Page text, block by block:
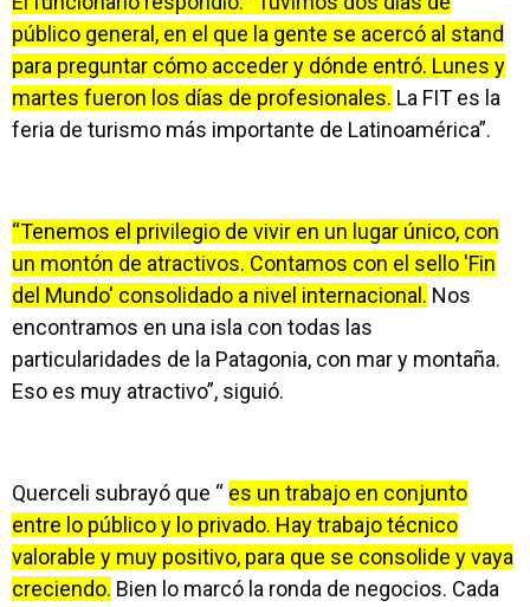
público general, en el que la gente se acercó al stand
para preguntar cómo acceder y dónde entró. Lunes y
martes fueron los días de profesionales. La FIT es la
feria de turismo más importante de Latinoamérica”.
“Tenemos el privilegio de vivir en un lugar único, con
un montón de atractivos. Contamos con el sello 'Fin
del Mundo' consolidado a nivel internacional. Nos
encontramos en una isla con todas las
particularidades de la Patagonia, con mar y montaña.
Eso es muy atractivo”, siguió.
Querceli subrayó que “ es un trabajo en conjunto
entre lo público y lo privado. Hay trabajo técnico
valorable y muy positivo, para que se consolide y vaya
creciendo. Bien lo marcó la ronda de negocios. Cada